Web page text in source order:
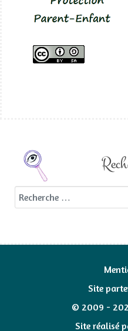
Rechercher
Site
© 2009 -
Site réalisé